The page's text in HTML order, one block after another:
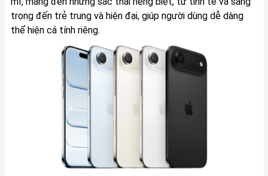
trọng đến trẻ trung và hiện đại, giúp người dùng dễ dàng
thể hiện cá tính riêng.